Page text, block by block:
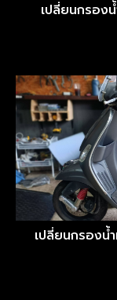
เปลี่ยนกรอง
เปลี่ยนกรองน้